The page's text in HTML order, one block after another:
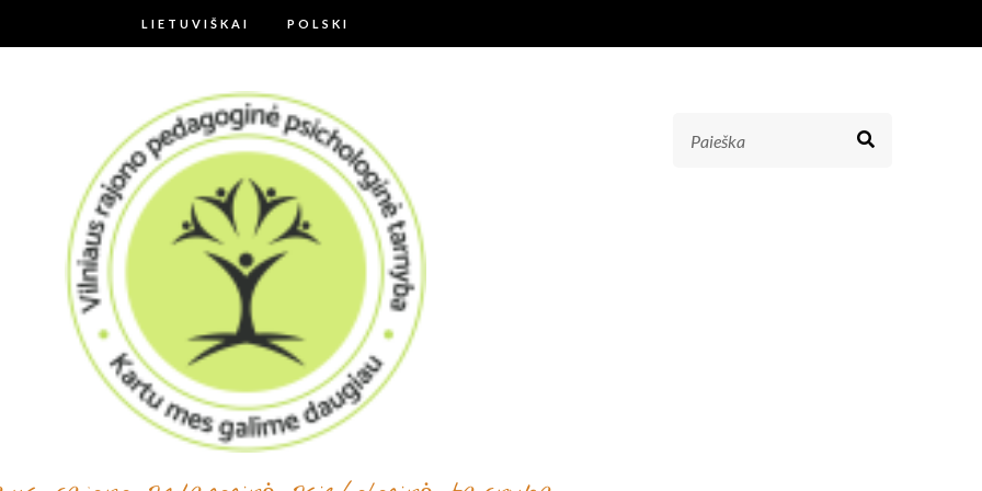
LIETUVIŠKAI POLSKI